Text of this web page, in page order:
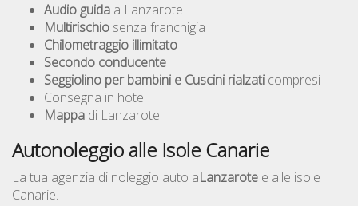
Audio guida a Lanzarote
Multirischio senza franchigia
Chilometraggio illimitato
Secondo conducente
Seggiolino per bambini e Cuscini rialzati compresi
Consegna in hotel
Mappa di Lanzarote
Autonoleggio alle Isole Canarie
La tua agenzia di noleggio auto aLanzarote e alle isole
Canarie.